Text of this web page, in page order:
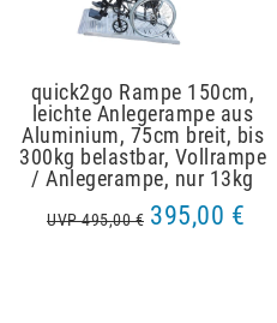
quick2go Rampe 150cm,
leichte Anlegerampe aus
Aluminium, 75cm breit, bis
300kg belastbar, Vollrampe
/ Anlegerampe, nur 13kg
UVP 495,00 € 395,00 €